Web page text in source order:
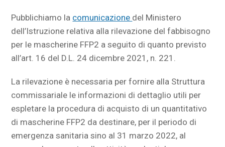
Pubblichiamo la comunicazione del Ministero
dell’Istruzione relativa alla rilevazione del fabbisogno
per le mascherine FFP2 a seguito di quanto previsto
all’art. 16 del D.L. 24 dicembre 2021, n. 221.
La rilevazione è necessaria per fornire alla Struttura
commissariale le informazioni di dettaglio utili per
espletare la procedura di acquisto di un quantitativo
di mascherine FFP2 da destinare, per il periodo di
emergenza sanitaria sino al 31 marzo 2022, al